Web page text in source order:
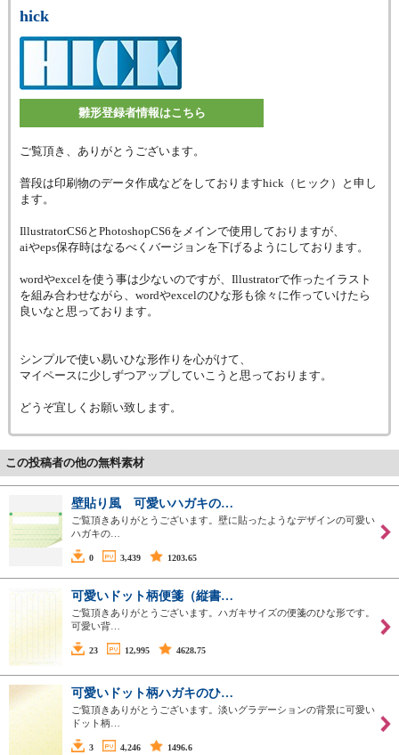
hick
雛形登録者情報はこちら
ご覧頂き、ありがとうございます。
普段は印刷物のデータ作成などをしておりますhick（ヒック）と申し
ます。
IllustratorCS6とPhotoshopCS6をメインで使用しておりますが、
aiやeps保存時はなるべくバージョンを下げるようにしております。
wordやexcelを使う事は少ないのですが、Illustratorで作ったイラスト
を組み合わせながら、wordやexcelのひな形も徐々に作っていけたら
良いなと思っております。
シンプルで使い易いひな形作りを心がけて、
マイペースに少しずつアップしていこうと思っております。
どうぞ宜しくお願い致します。
この投稿者の他の無料素材
壁貼り風 可愛いハガキの…
ご覧頂きありがとうございます。壁に貼ったようなデザインの可愛い
ハガキの…
0 3,439 1203.65
可愛いドット柄便箋（縦書…
ご覧頂きありがとうございます。ハガキサイズの便箋のひな形です。
可愛い背…
23 12,995 4628.75
可愛いドット柄ハガキのひ…
ご覧頂きありがとうございます。淡いグラデーションの背景に可愛い
ドット柄…
3 4,246 1496.6